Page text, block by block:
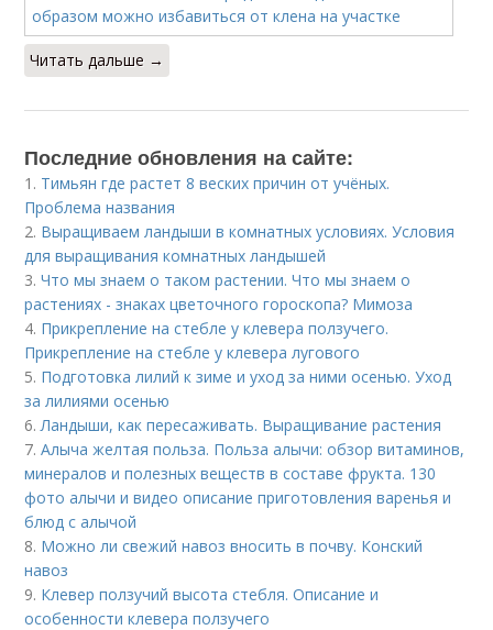
Читать дальше →
Последние обновления на сайте:
1. Тимьян где растет 8 веских причин от учёных.
Проблема названия
2. Выращиваем ландыши в комнатных условиях. Условия
для выращивания комнатных ландышей
3.Что мы знаем о таком растении. Что мы знаем о
растениях - знаках цветочного гороскопа? Мимоза
4. Прикрепление на стебле у клевера ползучего.
Прикрепление на стебле у клевера лугового
5. Подготовка лилий к зиме и уход за ними осенью. Уход
за лилиями осенью
6.Ландыши, как пересаживать. Выращивание растения
7.Алыча желтая польза. Польза алычи: обзор витаминов,
минералов и полезных веществ в составе фрукта. 130
фото алычи и видео описание приготовления варенья и
блюд с алычой
8. Можно ли свежий навоз вносить в почву. Конский
навоз
9. Клевер ползучий высота стебля. Описание и
особенности клевера ползучего